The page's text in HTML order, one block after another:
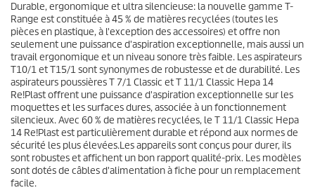
Durable, ergonomique et ultra silencieuse: la nouvelle gamme T-
Range est constituée à 45 % de matières recyclées (toutes les
pièces en plastique, à l'exception des accessoires) et offre non
seulement une puissance d'aspiration exceptionnelle, mais aussi un
travail ergonomique et un niveau sonore très faible. Les aspirateurs
T10/1 et T15/1 sont synonymes de robustesse et de durabilité. Les
aspirateurs poussières T 7/1 Classic et T 11/1 Classic Hepa 14
Re!Plast offrent une puissance d'aspiration exceptionnelle sur les
moquettes et les surfaces dures, associée à un fonctionnement
silencieux. Avec 60 % de matières recyclées, le T 11/1 Classic Hepa
14 Re!Plast est particulièrement durable et répond aux normes de
sécurité les plus élevées.Les appareils sont conçus pour durer, ils
sont robustes et affichent un bon rapport qualité-prix. Les modèles
sont dotés de câbles d'alimentation à fiche pour un remplacement
facile.